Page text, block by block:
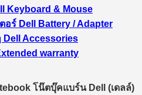
Keyboard & Mouse
อร์ Dell Battery / Adapter
Dell Accessories
warranty
โน๊ตบุ๊คแบร์น Dell (เดลล์)